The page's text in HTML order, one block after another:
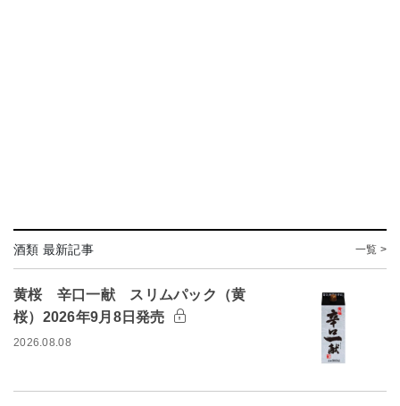
酒類 最新記事 一覧 >
黄桜 辛口一献 スリムパック（黄
桜）2026年9月8日発売
2026.08.08